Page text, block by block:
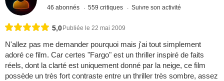
46 abonnés 559 critiques Suivre son activité
5,0 Publiée le 22 mai 2009
N'allez pas me demander pourquoi mais j'ai tout simplement
adoré ce film. Car certes "Fargo" est un thriller inspiré de faits
réels, dont la clarté est uniquement donné par la neige, ce film
possède un très fort contraste entre un thriller très sombre, assez